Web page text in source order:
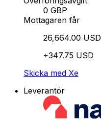
0 GBP
Mottagaren får
26,664.00 USD
+347.75 USD
Skicka med Xe
Leverantör